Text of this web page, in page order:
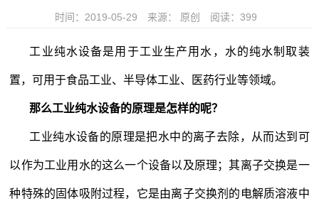
时间：2019-05-29 来源： 原创 阅读： 399
工业纯水设备是用于工业生产用水，水的纯水制取装
置，可用于食品工业、半导体工业、医药行业等领域。
那么工业纯水设备的原理是怎样的呢？
工业纯水设备的原理是把水中的离子去除，从而达到可
以作为工业用水的这么一个设备以及原理；其离子交换是一
种特殊的固体吸附过程，它是由离子交换剂的电解质溶液中